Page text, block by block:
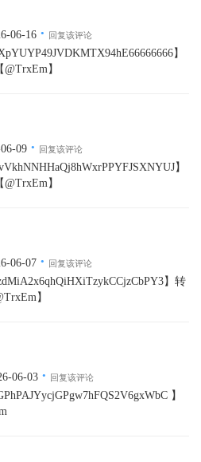
06-16 · 回复该评论
】
】
09 · 回复该评论
】
】
06-07 · 回复该评论
】转
】
06-03 · 回复该评论
】